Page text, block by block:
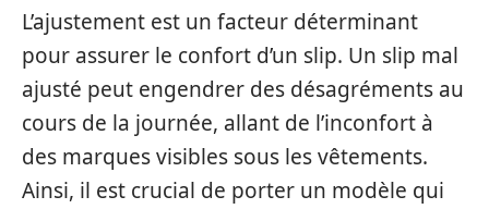
L’ajustement est un facteur déterminant
pour assurer le confort d’un slip. Un slip mal
ajusté peut engendrer des désagréments au
cours de la journée, allant de l’inconfort à
des marques visibles sous les vêtements.
Ainsi, il est crucial de porter un modèle qui